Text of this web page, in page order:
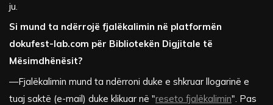
ju.
Si mund ta ndërrojë fjalëkalimin në platformën
dokufest-lab.com për Bibliotekën Digjitale të
Mësimdhënësit?
—Fjalëkalimin mund ta ndërroni duke e shkruar llogarinë e
tuaj saktë (e-mail) duke klikuar në "reseto fjalëkalimin". Pas